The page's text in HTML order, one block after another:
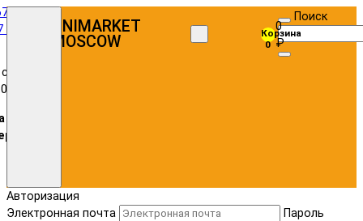
UNIMARKET
MOSCOW
Корзина
0
0
₽
Поиск
Авторизация
Электронная почта
Пароль